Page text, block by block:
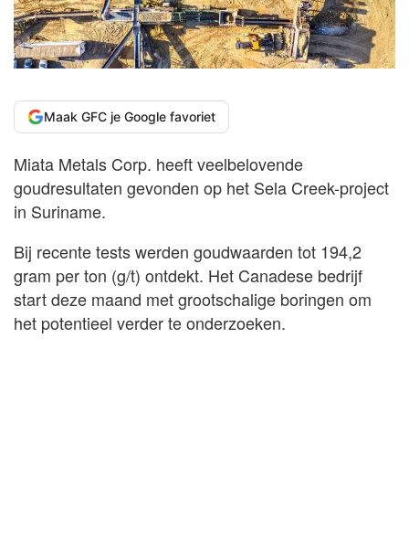
Maak GFC je Google favoriet
Miata Metals Corp. heeft veelbelovende
goudresultaten gevonden op het Sela Creek-project
in Suriname.
Bij recente tests werden goudwaarden tot 194,2
gram per ton (g/t) ontdekt. Het Canadese bedrijf
start deze maand met grootschalige boringen om
het potentieel verder te onderzoeken.